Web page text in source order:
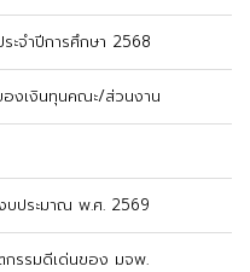
ะจำปีการศึกษา 2568
องเงินทุนคณะ/ส่วนงาน
บประมาณ พ.ศ. 2569
กรรมดีเด่นของ มจพ.